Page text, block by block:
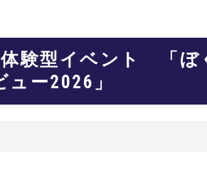
験型イベント 「ぼ
ュー2026」